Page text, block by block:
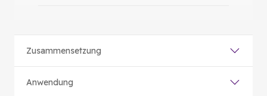
Zusammensetzung
Anwendung